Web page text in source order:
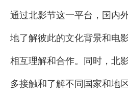
通过北影节这一平台，国内
地了解彼此的文化背景和电
相互理解和合作。同时，北
多接触和了解不同国家和地